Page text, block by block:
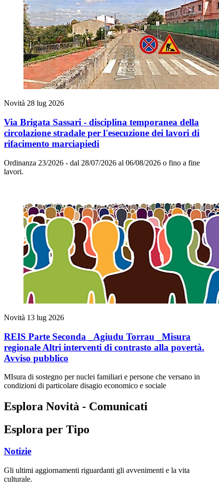
Novità 28 lug 2026
Via Brigata Sassari - disciplina temporanea della
circolazione stradale per l'esecuzione dei lavori di
rifacimento marciapiedi
Ordinanza 23/2026 - dal 28/07/2026 al 06/08/2026 o fino a fine
lavori.
Novità 13 lug 2026
REIS Parte Seconda _Agiudu Torrau _Misura
regionale Altri interventi di contrasto alla povertà.
Avviso pubblico
MIsura di sostegno per nuclei familiari e persone che versano in
condizioni di particolare disagio economico e sociale
Esplora Novità - Comunicati
Esplora per Tipo
Notizie
Gli ultimi aggiornamenti riguardanti gli avvenimenti e la vita
culturale.